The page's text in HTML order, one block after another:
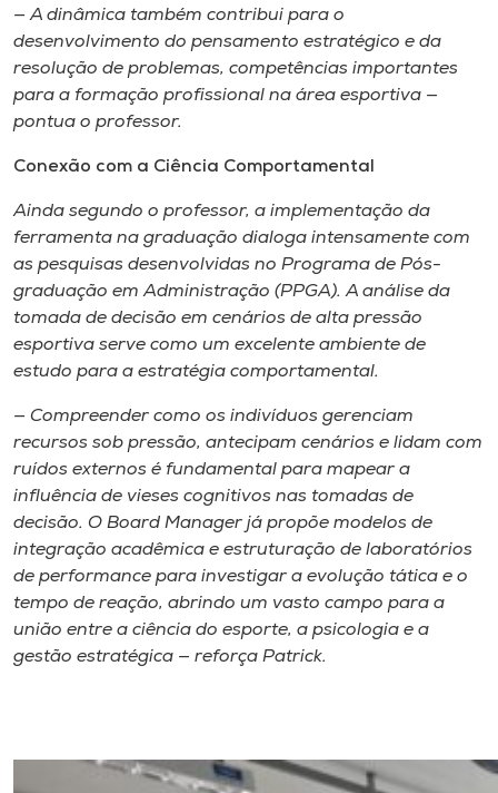
— A dinâmica também contribui para o
desenvolvimento do pensamento estratégico e da
resolução de problemas, competências importantes
para a formação profissional na área esportiva —
pontua o professor.
Conexão com a Ciência Comportamental
Ainda segundo o professor, a implementação da
ferramenta na graduação dialoga intensamente com
as pesquisas desenvolvidas no Programa de Pós-
graduação em Administração (PPGA). A análise da
tomada de decisão em cenários de alta pressão
esportiva serve como um excelente ambiente de
estudo para a estratégia comportamental.
— Compreender como os indivíduos gerenciam
recursos sob pressão, antecipam cenários e lidam com
ruídos externos é fundamental para mapear a
influência de vieses cognitivos nas tomadas de
decisão. O Board Manager já propõe modelos de
integração acadêmica e estruturação de laboratórios
de performance para investigar a evolução tática e o
tempo de reação, abrindo um vasto campo para a
união entre a ciência do esporte, a psicologia e a
gestão estratégica — reforça Patrick.